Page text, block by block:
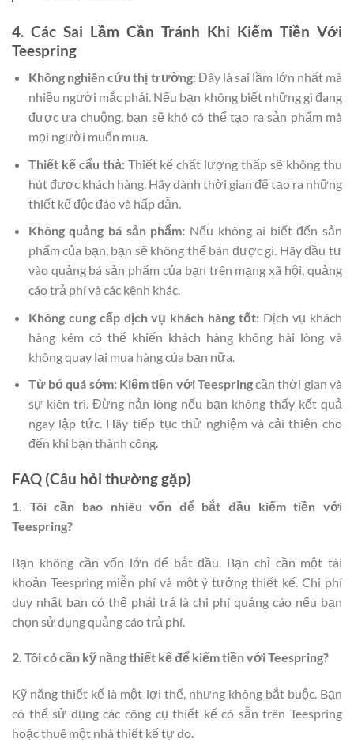
4. Các Sai Lầm Cần Tránh Khi Kiếm Tiền Với
Teespring
Không nghiên cứu thị trường:Đây là sai lầm lớn nhất mà
nhiều người mắc phải. Nếu bạn không biết những gì đang
được ưa chuộng, bạn sẽ khó có thể tạo ra sản phẩm mà
mọi người muốn mua.
Thiết kế cẩu thả:Thiết kế chất lượng thấp sẽ không thu
hút được khách hàng. Hãy dành thời gian để tạo ra những
thiết kế độc đáo và hấp dẫn.
Không quảng bá sản phẩm: Nếu không ai biết đến sản
phẩm của bạn, bạn sẽ không thể bán được gì. Hãy đầu tư
vào quảng bá sản phẩm của bạn trên mạng xã hội, quảng
cáo trả phí và các kênh khác.
Không cung cấp dịch vụ khách hàng tốt: Dịch vụ khách
hàng kém có thể khiến khách hàng không hài lòng và
không quay lại mua hàng của bạn nữa.
Từ bỏ quá sớm: Kiếm tiền với Teespringcần thời gian và
sự kiên trì. Đừng nản lòng nếu bạn không thấy kết quả
ngay lập tức. Hãy tiếp tục thử nghiệm và cải thiện cho
đến khi bạn thành công.
FAQ (Câu hỏi thường gặp)
1. Tôi cần bao nhiêu vốn để bắt đầu kiếm tiền với
Teespring?
Bạn không cần vốn lớn để bắt đầu. Bạn chỉ cần một tài
khoản Teespring miễn phí và một ý tưởng thiết kế. Chi phí
duy nhất bạn có thể phải trả là chi phí quảng cáo nếu bạn
chọn sử dụng quảng cáo trả phí.
2. Tôi có cần kỹ năng thiết kế để kiếm tiền với Teespring?
Kỹ năng thiết kế là một lợi thế, nhưng không bắt buộc. Bạn
có thể sử dụng các công cụ thiết kế có sẵn trên Teespring
hoặc thuê một nhà thiết kế tự do.